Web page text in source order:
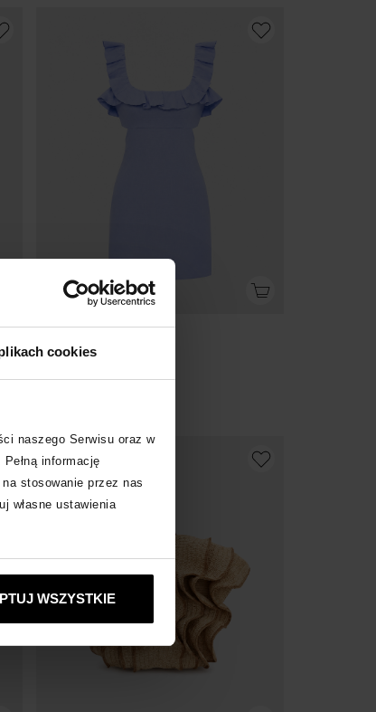
cookies
naszego Serwisu oraz w
informację
stosowanie przez nas
własne ustawienia
WSZYSTKIE
Bestseller
Sukienka Indra Frilled Mini
3 099zł